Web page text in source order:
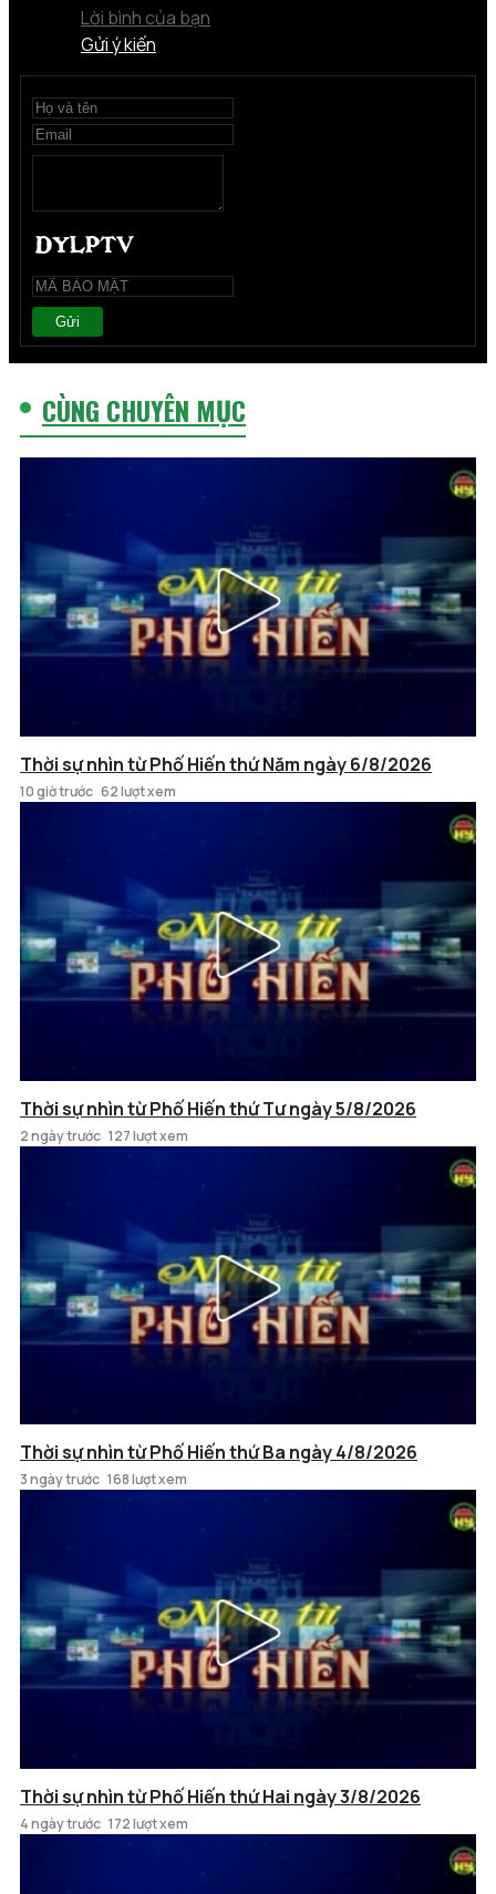
Lời bình của bạn
Gửi ý kiến
Gửi
CÙNG CHUYÊN MỤC
Thời sự nhìn từ Phố Hiến thứ Năm ngày 6/8/2026
10 giờ trước 62 lượt xem
Thời sự nhìn từ Phố Hiến thứ Tư ngày 5/8/2026
2 ngày trước 127 lượt xem
Thời sự nhìn từ Phố Hiến thứ Ba ngày 4/8/2026
3 ngày trước 168 lượt xem
Thời sự nhìn từ Phố Hiến thứ Hai ngày 3/8/2026
4 ngày trước 172 lượt xem